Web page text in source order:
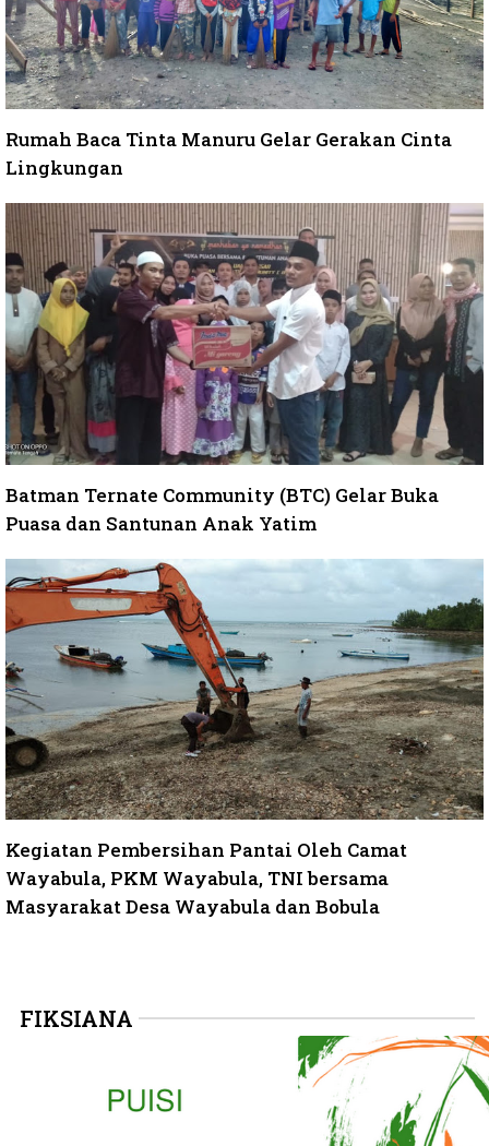
Rumah Baca Tinta Manuru Gelar Gerakan Cinta
Lingkungan
Batman Ternate Community (BTC) Gelar Buka
Puasa dan Santunan Anak Yatim
Kegiatan Pembersihan Pantai Oleh Camat
Wayabula, PKM Wayabula, TNI bersama
Masyarakat Desa Wayabula dan Bobula
FIKSIANA